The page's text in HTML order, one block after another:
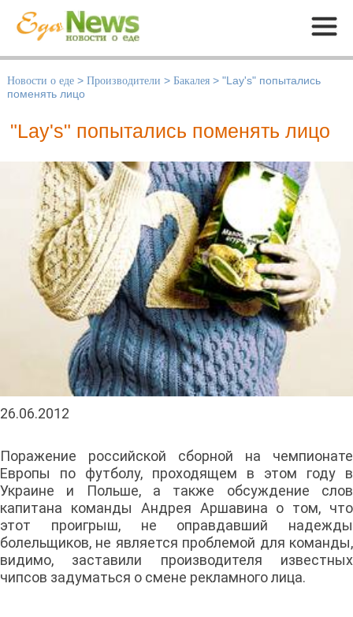
Меню
Новости о еде > Производители > Бакалея > "Lay's" попытались
поменять лицо
"Lay's" попытались поменять лицо
26.06.2012
Поражение российской сборной на чемпионате
Европы по футболу, проходящем в этом году в
Украине и Польше, а также обсуждение слов
капитана команды Андрея Аршавина о том, что
этот проигрыш, не оправдавший надежды
болельщиков, не является проблемой для команды,
видимо, заставили производителя известных
чипсов задуматься о смене рекламного лица.